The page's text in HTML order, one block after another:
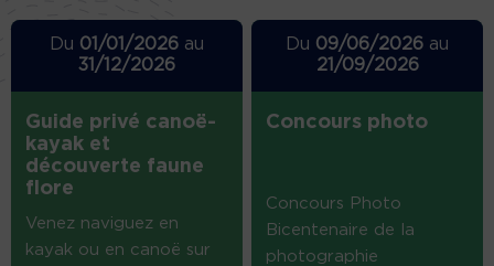
Du 01/01/2026au
31/12/2026
Guide privé canoë-
kayak et
découverte faune
flore
Venez naviguez en
kayak ou en canoë sur
Du 09/06/2026 au
21/09/2026
Concours photo
Concours Photo
Bicentenaire de la
photographie